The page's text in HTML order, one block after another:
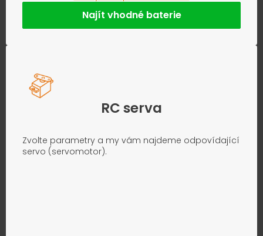
Najít vhodné baterie
RC serva
Zvolte parametry a my vám najdeme odpovídající
servo (servomotor).